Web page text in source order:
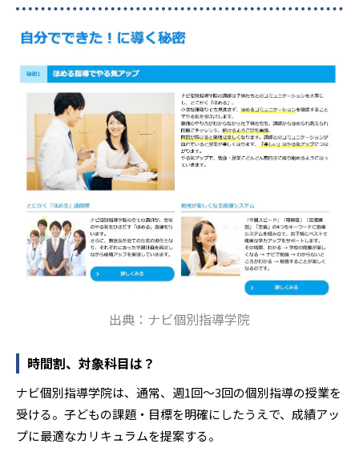
出典：ナビ個別指導学院
時間割、対象科目は？
ナビ個別指導学院は、通常、週1回〜3回の個別指導の授業を
受ける。子どもの課題・目標を明確にしたうえで、成績アッ
プに最適なカリキュラムを提案する。